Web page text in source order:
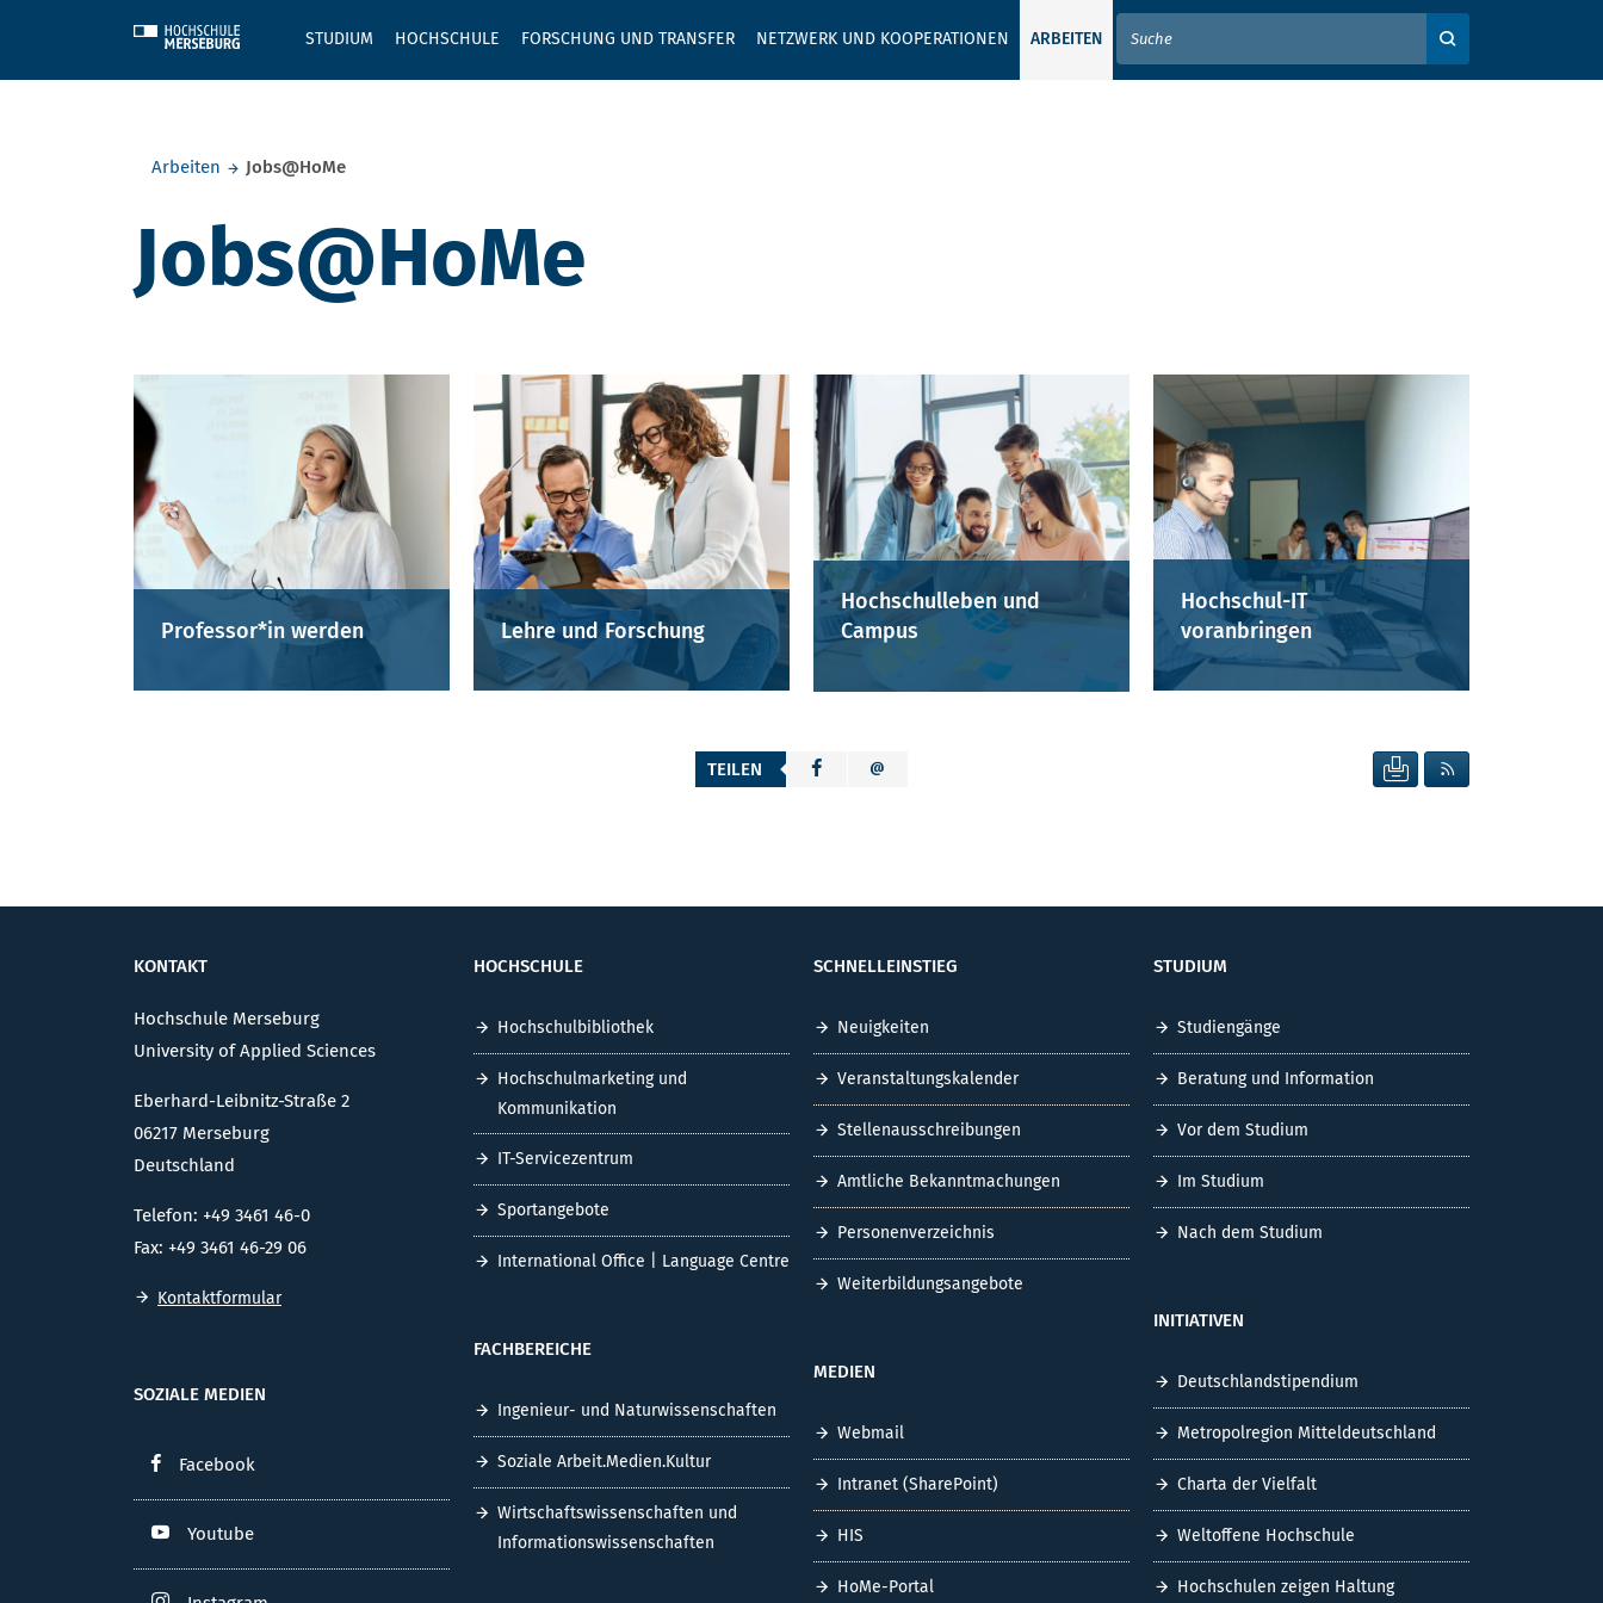
STUDIUM HOCHSCHULE FORSCHUNG UND TRANSFER NETZWERK UND KOOPERATIONEN ARBEITEN
GEBEN SIE HIER IHREN SUCHBEGRIFF EIN
Arbeiten
Jobs@HoMe
Jobs@HoMe
Professor*in werden Lehre und Forschung
Hochschulleben und
Campus
Hochschul-IT
voranbringen
TEILEN SEITE DRUCKEN
KONTAKT
Hochschule Merseburg
University of Applied Sciences
Eberhard-Leibnitz-Straße 2
06217 Merseburg
Deutschland
Telefon: +49 3461 46-0
Fax: +49 3461 46-29 06
Kontaktformular
SOZIALE MEDIEN
Facebook
Youtube
HOCHSCHULE
Hochschulbibliothek
Hochschulmarketing und
Kommunikation
IT-Servicezentrum
Sportangebote
International Office | Language Centre
FACHBEREICHE
Ingenieur- und Naturwissenschaften
Soziale Arbeit.Medien.Kultur
Wirtschaftswissenschaften und
Informationswissenschaften
SCHNELLEINSTIEG
Neuigkeiten
Veranstaltungskalender
Stellenausschreibungen
Amtliche Bekanntmachungen
Personenverzeichnis
Weiterbildungsangebote
MEDIEN
Webmail
Intranet (SharePoint)
HIS
HoMe-Portal
STUDIUM
Studiengänge
Beratung und Information
Vor dem Studium
Im Studium
Nach dem Studium
INITIATIVEN
Deutschlandstipendium
Metropolregion Mitteldeutschland
Charta der Vielfalt
Weltoffene Hochschule
Hochschulen zeigen Haltung